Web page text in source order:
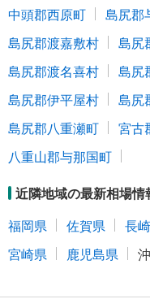
中頭郡西原町
島尻郡
島尻郡渡嘉敷村
島尻
島尻郡渡名喜村
島尻
島尻郡伊平屋村
島尻
島尻郡八重瀬町
宮古
八重山郡与那国町
近隣地域の最新相場情
福岡県
佐賀県 長
宮崎県
鹿児島県